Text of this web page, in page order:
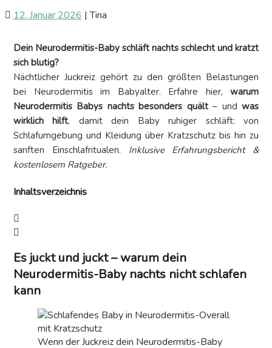
12. Januar 2026 |Tina
Dein Neurodermitis-Baby schläft nachts schlecht und kratzt
sich blutig?
Nächtlicher Juckreiz gehört zu den größten Belastungen
bei Neurodermitis im Babyalter. Erfahre hier, warum
Neurodermitis Babys nachts besonders quält– undwas
wirklich hilft, damit dein Baby ruhiger schläft: von
Schlafumgebung und Kleidung über Kratzschutz bis hin zu
sanften Einschlafritualen. Inklusive Erfahrungsbericht &
kostenlosem Ratgeber.
Inhaltsverzeichnis
Es juckt und juckt – warum dein
Neurodermitis-Baby nachts nicht schlafen
kann
Wenn der Juckreiz dein Neurodermitis-Baby